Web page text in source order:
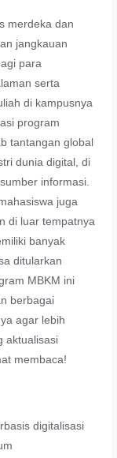
merdeka dan
jangkauan
para
serta
di kampusnya
program
tantangan global
dunia digital, di
informasi.
juga
di luar tempatnya
banyak
ditularkan
MBKM ini
berbagai
agar lebih
aktualisasi
membaca!
digitalisasi